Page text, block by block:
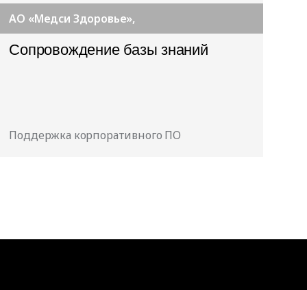
АО «Медси Здоровье»,
Сопровождение базы знаний
Поддержка корпоративного ПО